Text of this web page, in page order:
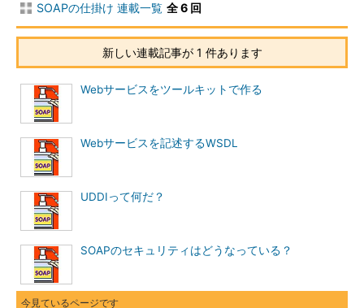
SOAPの仕掛け 連載一覧 全 6 回
新しい連載記事が 1 件あります
Webサービスをツールキットで作る
Webサービスを記述するWSDL
UDDIって何だ？
SOAPのセキュリティはどうなっている？